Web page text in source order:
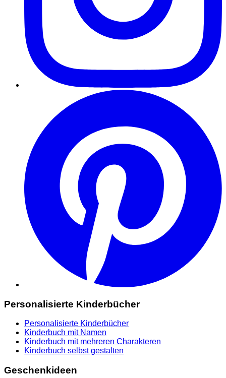
Personalisierte Kinderbücher
Personalisierte Kinderbücher
Kinderbuch mit Namen
Kinderbuch mit mehreren Charakteren
Kinderbuch selbst gestalten
Geschenkideen